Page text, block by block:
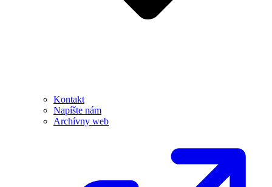
Kontakt
Napíšte nám
Archívny web